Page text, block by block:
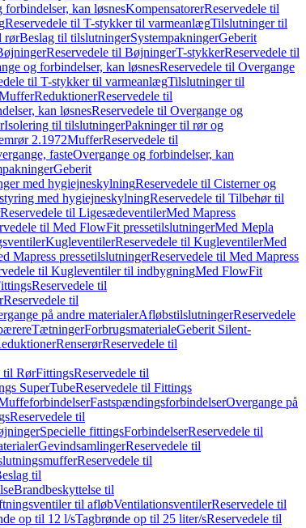
forbindelser, kan løsnesKompensatorerReservedele til
Reservedele til T-stykker til varmeanlægTilslutninger til
rørBeslag til tilslutningerSystempakningerGeberit
Reservedele til BøjningerT-stykkerReservedele til
og forbindelser, kan løsnesReservedele til Overgange
til T-stykker til varmeanlægTilslutninger til
ReduktionerReservedele til
kan løsnesReservedele til Overgange og
Isolering til tilslutningerPakninger til rør og
2.1972MufferReservedele til
fasteOvergange og forbindelser, kan
Geberit
med hygiejneskylningReservedele til Cisterner og
med hygiejneskylningReservedele til Tilbehør til
Reservedele til LigesædeventilerMed Mapress
til Med FlowFit pressetilslutningerMed Mepla
KugleventilerReservedele til KugleventilerMed
Mapress pressetilslutningerReservedele til Med Mapress
til Kugleventiler til indbygningMed FlowFit
Reservedele til
Reservedele til
på andre materialerAfløbstilslutningerReservedele
TætningerForbrugsmaterialeGeberit Silent-
RenserørReservedele til
til RørFittingsReservedele til
SuperTubeReservedele til Fittings
FastspændingsforbindelserOvergange på
Reservedele til
Specielle fittingsForbindelserReservedele til
GevindsamlingerReservedele til
Reservedele til
til
Brandbeskyttelse til
til afløbVentilationsventilerReservedele til
op til 12 l/sTagbrønde op til 25 liter/sReservedele til